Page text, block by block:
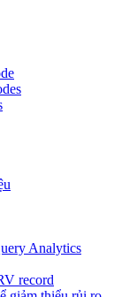
Analytics
record